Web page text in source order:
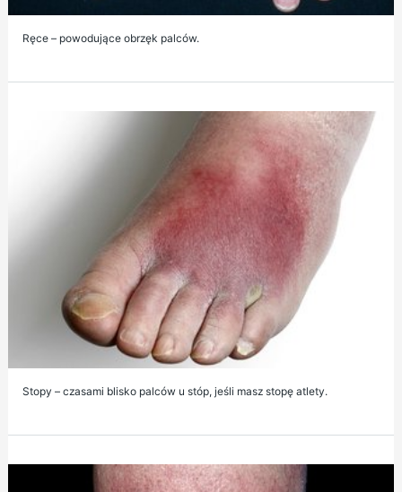
Ręce – powodujące obrzęk palców.
Stopy – czasami blisko palców u stóp, jeśli masz stopę atlety.